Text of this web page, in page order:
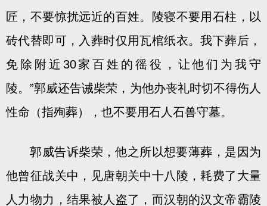
匠，不要惊扰远近的百姓。陵寝不要用石柱，以
砖代替即可，入葬时仅用瓦棺纸衣。我下葬后，
免除附近30家百姓的徭役，让他们为我守
陵。”郭威还告诫柴荣，为他办丧礼时切不得伤人
性命（指殉葬），也不要用石人石兽守墓。
郭威告诉柴荣，他之所以想要薄葬，是因为
他曾征战关中，见唐朝关中十八陵，耗费了大量
人力物力，结果被人盗了，而汉朝的汉文帝霸陵